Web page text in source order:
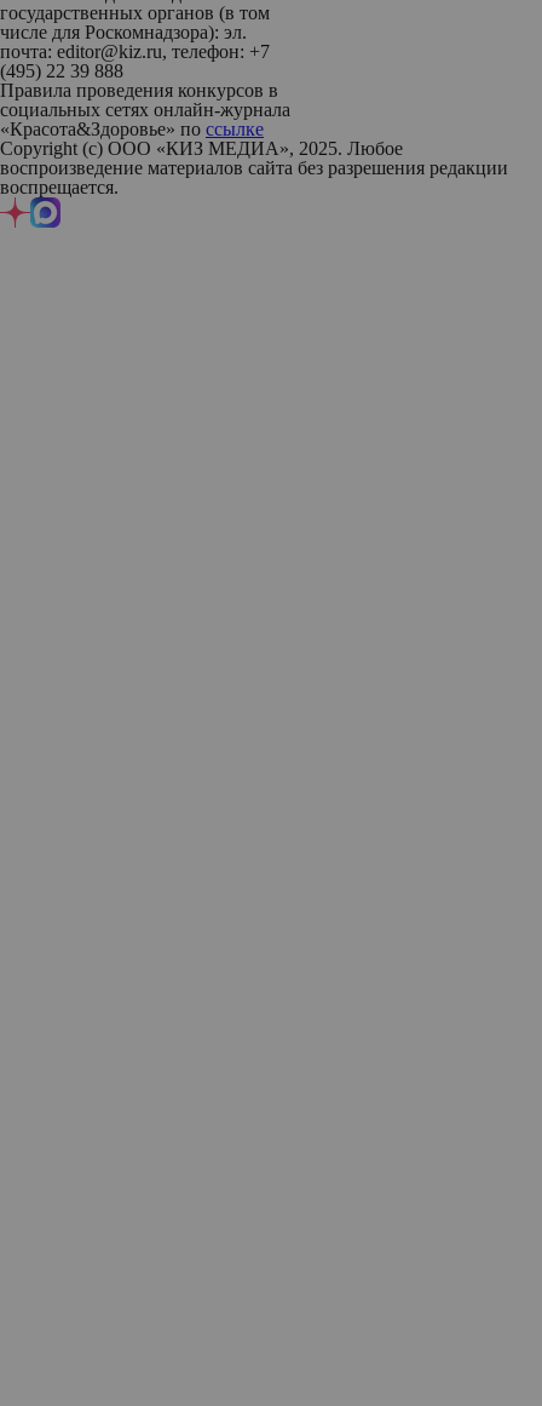
государственных органов (в том
числе для Роскомнадзора): эл.
почта: editor@kiz.ru, телефон: +7
(495) 22 39 888
Правила проведения конкурсов в
социальных сетях онлайн-журнала
«Красота&Здоровье» по ссылке
Copyright (с) ООО «КИЗ МЕДИА», 2025. Любое
воспроизведение материалов сайта без разрешения редакции
воспрещается.